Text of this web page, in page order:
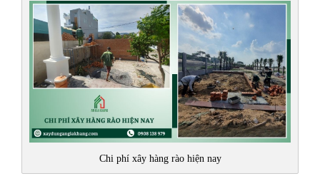
Chi phí xây hàng rào hiện nay